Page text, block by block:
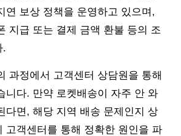
연 보상 정책을 운영하고 있으며,
지급 또는 결제 금액 환불 등의 조
.
과정에서 고객센터 상담원을 통해
니다. 만약 로켓배송이 자주 안 와
다면, 해당 지역 배송 문제인지 상
고객센터를 통해 정확한 원인을 파